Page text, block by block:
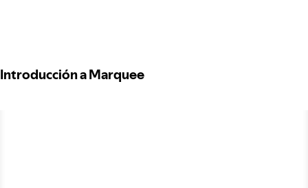
Introducción a Marquee